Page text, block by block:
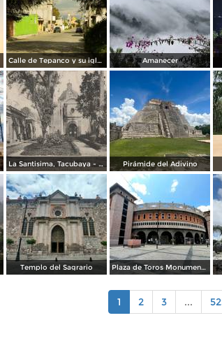
Calle de Tepanco y su iglesia Amanecer
La Santisima, Tacubaya - México Pirámide del Adivino
Templo del Sagrario Plaza de Toros Monumental
1 2 3 ...